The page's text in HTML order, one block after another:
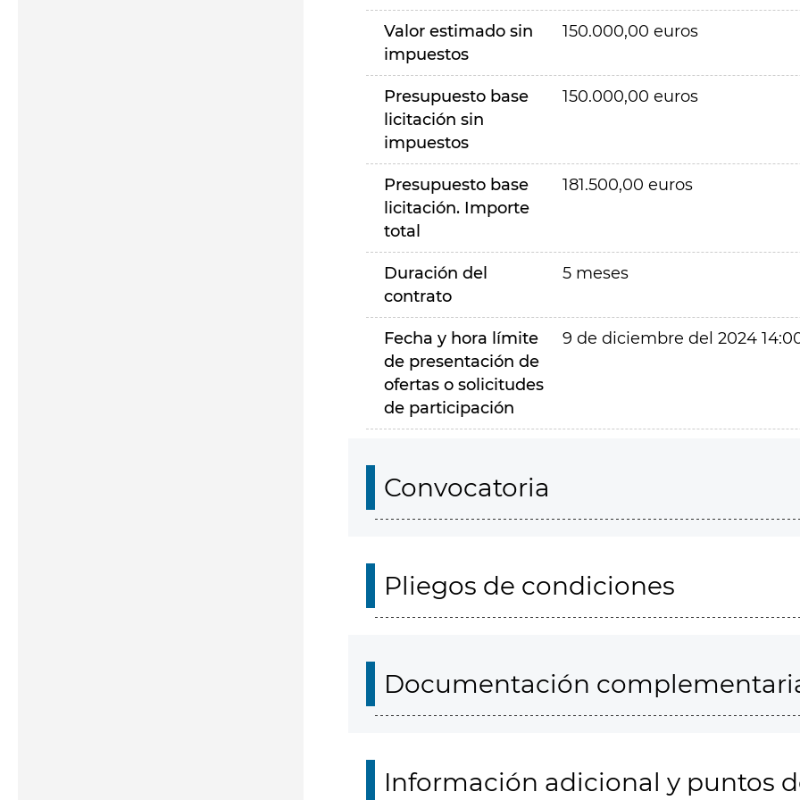
Valor estimado sin
impuestos
150.000,00 euros
Presupuesto base
licitación sin
impuestos
150.000,00 euros
Presupuesto base
licitación. Importe
total
181.500,00 euros
Duración del
contrato
5 meses
Fecha y hora límite
de presentación de
ofertas o solicitudes
de participación
9 de diciembre del 2024
Convocatoria
Pliegos de condiciones
Documentación
Información adicional y puntos